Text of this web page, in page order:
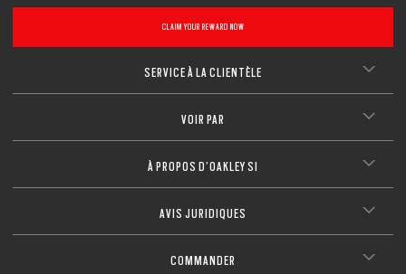
CLAIM YOUR REWARD NOW
SERVICE À LA CLIENTÈLE
VOIR PAR
À PROPOS D’OAKLEY SI
AVIS JURIDIQUES
COMMANDER